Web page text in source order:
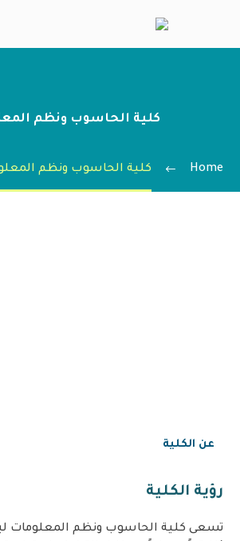
كلية الحاسوب ونظم
Home كلية الحاسوب ونظم
عن الكلية
رؤية الكلية
تسعى كلية الحاسوب ونظم المعلومات